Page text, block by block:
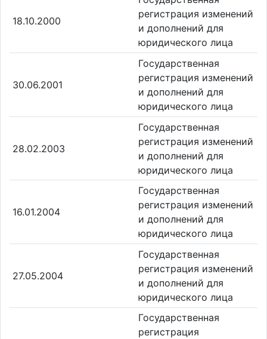
18.10.2000
регистрация изменений
и дополнений для
юридического лица
30.06.2001
Государственная
регистрация изменений
и дополнений для
юридического лица
28.02.2003
Государственная
регистрация изменений
и дополнений для
юридического лица
16.01.2004
Государственная
регистрация изменений
и дополнений для
юридического лица
27.05.2004
Государственная
регистрация изменений
и дополнений для
юридического лица
Государственная
регистрация